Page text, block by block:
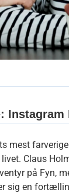
mest
Claus
på Fyn,
sig en